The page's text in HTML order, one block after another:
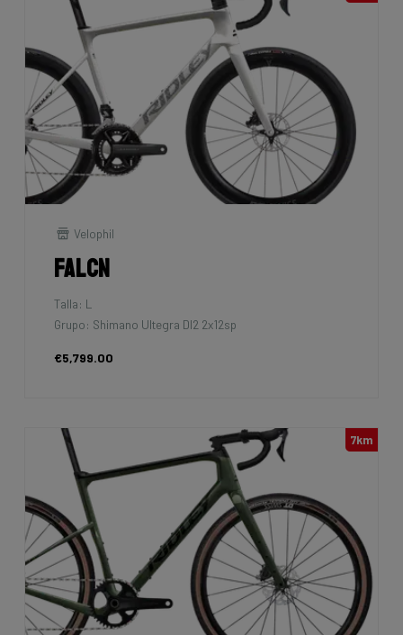
Velophil
Falcn
Talla: L
Grupo: Shimano Ultegra DI2 2x12sp
€5,799.00
7km